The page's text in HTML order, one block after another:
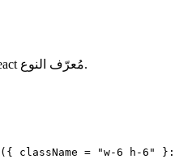
استخدم Buzzfeed كمكون أيقونة React مُعرّف النوع.
({ className = "w-6 h-